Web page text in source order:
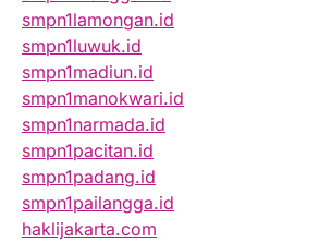
smpn1lamongan.id
smpn1luwuk.id
smpn1madiun.id
smpn1manokwari.id
smpn1narmada.id
smpn1pacitan.id
smpn1padang.id
smpn1pailangga.id
haklijakarta.com